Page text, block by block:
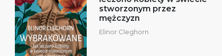
stworzonym przez
mężczyzn
Elinor Cleghorn